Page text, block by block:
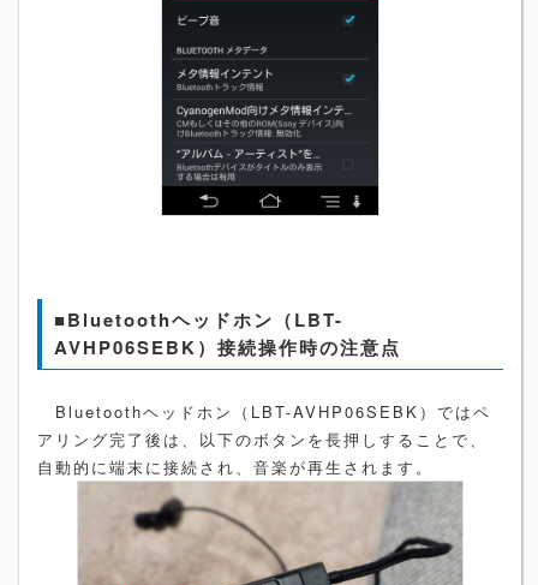
■Bluetoothヘッドホン（LBT-
AVHP06SEBK）接続操作時の注意点
Bluetoothヘッドホン（LBT-AVHP06SEBK）ではペ
アリング完了後は、以下のボタンを長押しすることで、
自動的に端末に接続され、音楽が再生されます。